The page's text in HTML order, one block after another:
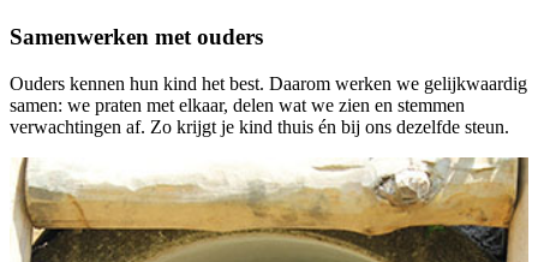
Samenwerken met ouders
Ouders kennen hun kind het best. Daarom werken we gelijkwaardig
samen: we praten met elkaar, delen wat we zien en stemmen
verwachtingen af. Zo krijgt je kind thuis én bij ons dezelfde steun.